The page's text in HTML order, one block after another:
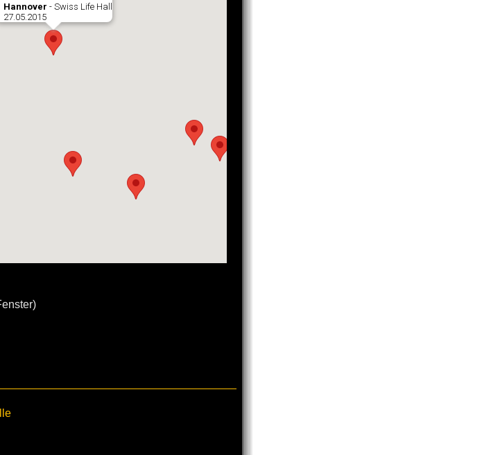
Hannover - Swiss Life Hall
27.05.2015